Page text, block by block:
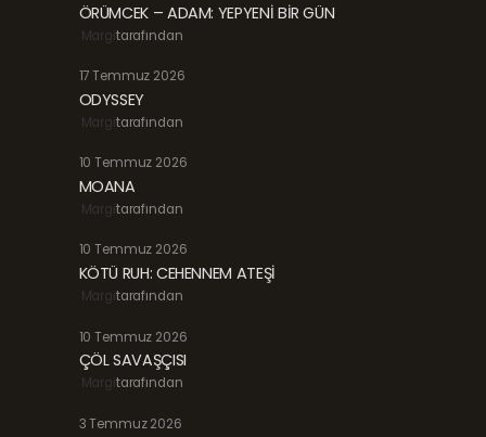
ÖRÜMCEK – ADAM: YEPYENİ BİR GÜN
Margitarafından
17 Temmuz 2026
ODYSSEY
Margitarafından
10 Temmuz 2026
MOANA
Margitarafından
10 Temmuz 2026
KÖTÜ RUH: CEHENNEM ATEŞİ
Margitarafından
10 Temmuz 2026
ÇÖL SAVAŞÇISI
Margitarafından
3 Temmuz 2026